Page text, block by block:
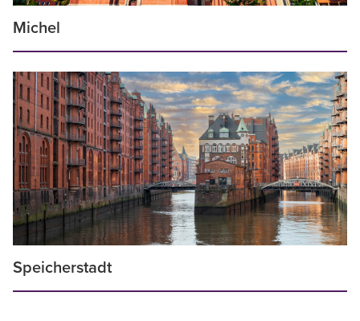
Michel
Speicherstadt